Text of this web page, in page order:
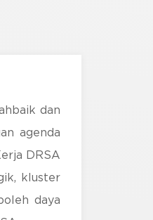
dan
agenda
DRSA
kluster
daya